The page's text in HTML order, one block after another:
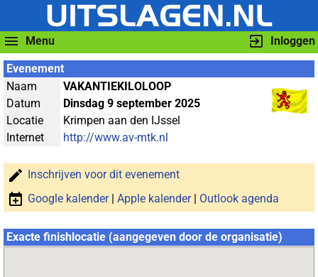
Menu Inloggen
Evenement
Naam
VAKANTIEKILOLOOP
Datum
Dinsdag 9 september 2025
Locatie
Krimpen aan den IJssel
Internet
http://www.av-mtk.nl
Inschrijven voor dit evenement
Google kalender| Apple kalender| Outlook agenda
Exacte finishlocatie (aangegeven door de organisatie)